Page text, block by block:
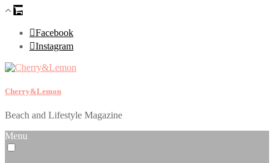
Facebook
Instagram
Cherry&Lemon
Beach and Lifestyle Magazine
Menu